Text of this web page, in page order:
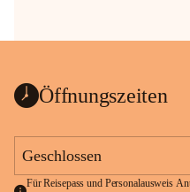
Öffnungszeiten
Geschlossen
Für Reisepass und Personalausweis